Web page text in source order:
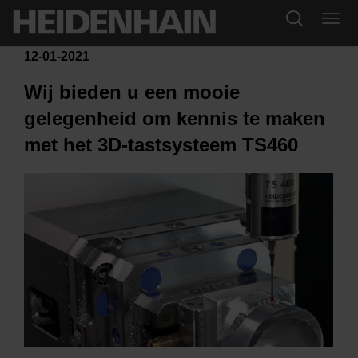
12-01-2021
Wij bieden u een mooie
gelegenheid om kennis te maken
met het 3D-tastsysteem TS460